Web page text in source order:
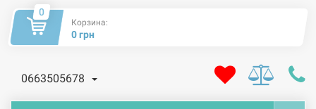
0
Корзина:
0 грн
0663505678